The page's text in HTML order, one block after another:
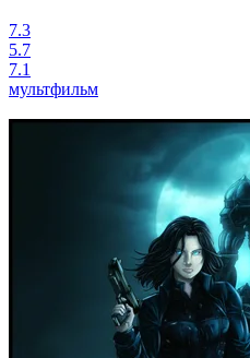
7.3
5.7
7.1
мультфильм